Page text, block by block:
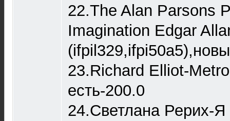
22.The Alan Parsons
Imagination Edgar
23.Richard Elliot-
есть-200.0
24.Светлана Рерих-